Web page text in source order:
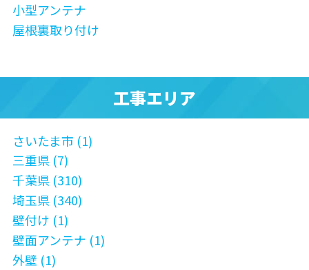
小型アンテナ
屋根裏取り付け
工事エリア
さいたま市 (1)
三重県 (7)
千葉県 (310)
埼玉県 (340)
壁付け (1)
壁面アンテナ (1)
外壁 (1)